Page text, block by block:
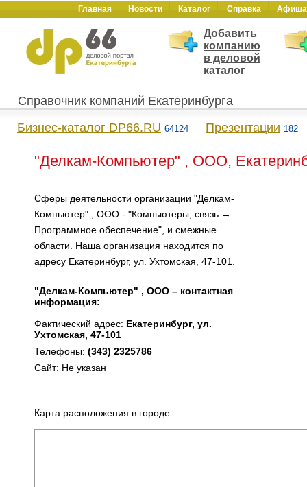
Главная Новости Каталог Справка Афиша
Добавить
компанию
в деловой
каталог
Справочник компаний Екатеринбурга
Бизнес-каталог DP66.RU 64124 Презентации 182
"Делкам-Компьютер" , ООО,
Сферы деятельности организации "Делкам-
Компьютер" , ООО - "Компьютеры, связь →
Программное обеспечение", и смежные
области. Наша организация находится по
адресу Екатеринбург, ул. Ухтомская, 47-101.
"Делкам-Компьютер" , ООО – контактная
информация:
Фактический адрес: Екатеринбург, ул.
Ухтомская, 47-101
Телефоны: (343) 2325786
Сайт: Не указан
Карта расположения в городе: